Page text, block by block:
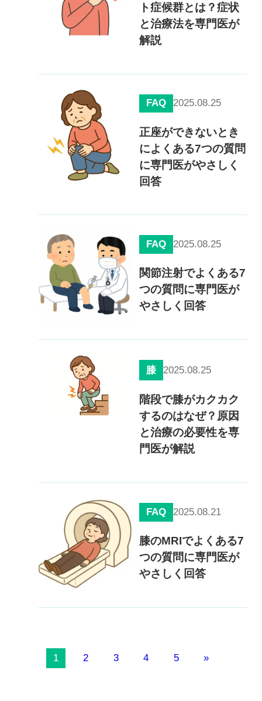
ト症候群とは？症状
と治療法を専門医が
解説
FAQ 2025.08.25
正座ができないとき
によくある7つの質問
に専門医がやさしく
回答
FAQ 2025.08.25
関節注射でよくある7
つの質問に専門医が
やさしく回答
膝 2025.08.25
階段で膝がカクカク
するのはなぜ？原因
と治療の必要性を専
門医が解説
FAQ 2025.08.21
膝のMRIでよくある7
つの質問に専門医が
やさしく回答
1 2 3 4 5 »